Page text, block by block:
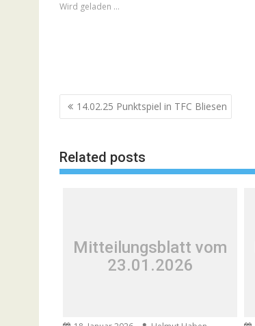
Wird geladen …
Beitragsnavigation
14.02.25 Punktspiel in TFC Bliesen
Related posts
Mitteilungsblatt vom
23.01.2026